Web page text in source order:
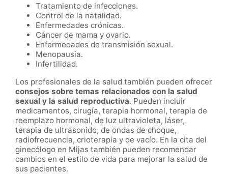
Tratamiento de infecciones.
Control de la natalidad.
Enfermedades crónicas.
Cáncer de mama y ovario.
Enfermedades de transmisión sexual.
Menopausia.
Infertilidad.
Los profesionales de la salud también pueden ofrecer
consejos sobre temas relacionados con la salud
sexual y la salud reproductiva. Pueden incluir
medicamentos, cirugía, terapia hormonal, terapia de
reemplazo hormonal, de luz ultravioleta, láser,
terapia de ultrasonido, de ondas de choque,
radiofrecuencia, crioterapia y de vacío. En la cita del
ginecólogo en Mijas también pueden recomendar
cambios en el estilo de vida para mejorar la salud de
sus pacientes.